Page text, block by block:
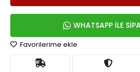
WHATSAPP İLE
Favorilerime ekle